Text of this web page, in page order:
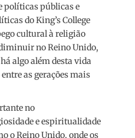
políticas públicas e
do King’s College
cultural à religião
no Reino Unido,
algo além desta vida
as gerações mais
no
e espiritualidade
o Reino Unido, onde os